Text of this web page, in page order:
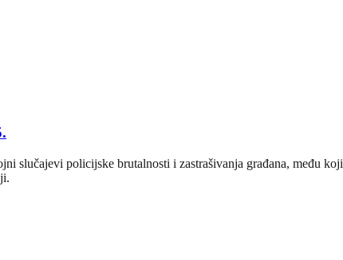
slučajevi policijske brutalnosti i zastrašivanja građana, među